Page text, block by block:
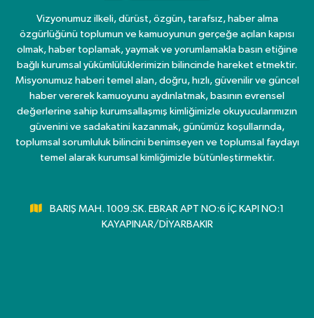
Vizyonumuz ilkeli, dürüst, özgün, tarafsız, haber alma
özgürlüğünü toplumun ve kamuoyunun gerçeğe açılan kapısı
olmak, haber toplamak, yaymak ve yorumlamakla basın etiğine
bağlı kurumsal yükümlülüklerimizin bilincinde hareket etmektir.
Misyonumuz haberi temel alan, doğru, hızlı, güvenilir ve güncel
haber vererek kamuoyunu aydınlatmak, basının evrensel
değerlerine sahip kurumsallaşmış kimliğimizle okuyucularımızın
güvenini ve sadakatini kazanmak, günümüz koşullarında,
toplumsal sorumluluk bilincini benimseyen ve toplumsal faydayı
temel alarak kurumsal kimliğimizle bütünleştirmektir.
BARIŞ MAH. 1009.SK. EBRAR APT NO:6 İÇ KAPI NO:1
KAYAPINAR/DİYARBAKIR